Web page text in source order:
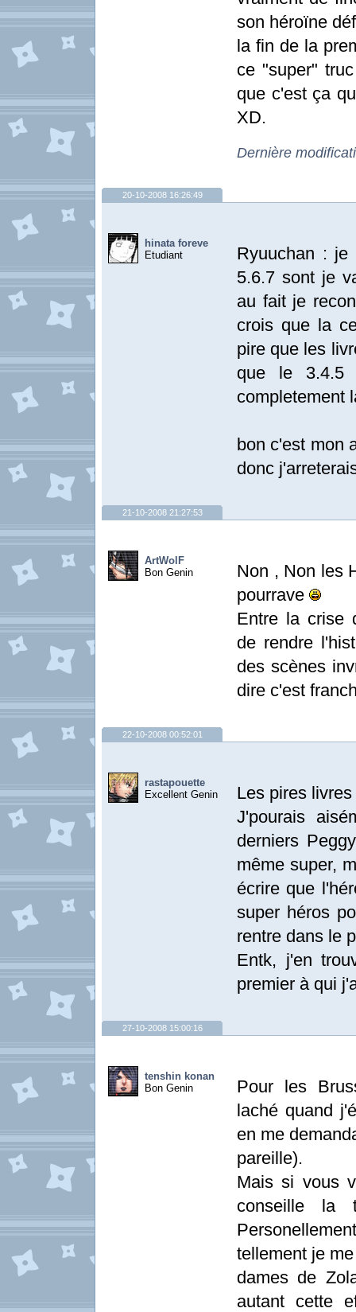
son héroïne
la fin de la
ce "super"
que c'est ça
XD.
Dernière
20-10-2008 16:26:49
hinata foreve
Etudiant
Ryuuchan : je
5.6.7 sont je
au fait je
crois que la
pire que les
que le 3.4.5
completement
bon c'est mon
donc
21-10-2008 21:27:53
ArtWolF
Bon Genin
Non , Non les
pourrave
Entre la crise
de rendre
des scènes
dire c'est
22-10-2008 00:52:01
rastapouette
Excellent Genin
Les pires
J'pourais
derniers
même super,
écrire que
super héros
rentre dans le
Entk, j'en
premier à qui
27-10-2008 15:00:16
tenshin konan
Bon Genin
Pour les
laché quand
en me
pareille).
Mais si vous
conseille la
tellement je
dames de
autant cette